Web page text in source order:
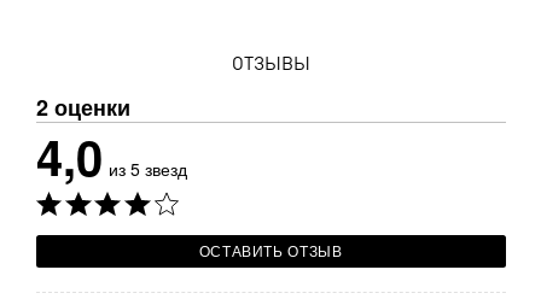
ОТЗЫВЫ
2 оценки
4,0 из 5 звезд
ОСТАВИТЬ ОТЗЫВ